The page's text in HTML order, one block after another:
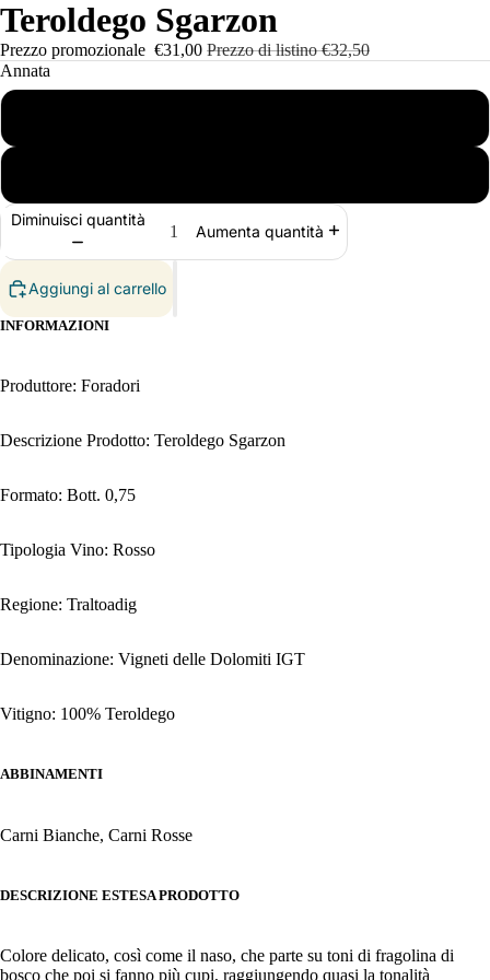
Teroldego Sgarzon
Prezzo promozionale €31,00 Prezzo di listino€32,50
Annata
Diminuisci quantità
Aumenta quantità
Aggiungi al carrello
INFORMAZIONI
Produttore: Foradori
Descrizione Prodotto: Teroldego Sgarzon
Formato: Bott. 0,75
Tipologia Vino: Rosso
Regione: Traltoadig
Denominazione: Vigneti delle Dolomiti IGT
Vitigno: 100% Teroldego
ABBINAMENTI
Carni Bianche, Carni Rosse
DESCRIZIONE ESTESA PRODOTTO
Colore delicato, così come il naso, che parte su toni di fragolina di
bosco che poi si fanno più cupi, raggiungendo quasi la tonalità